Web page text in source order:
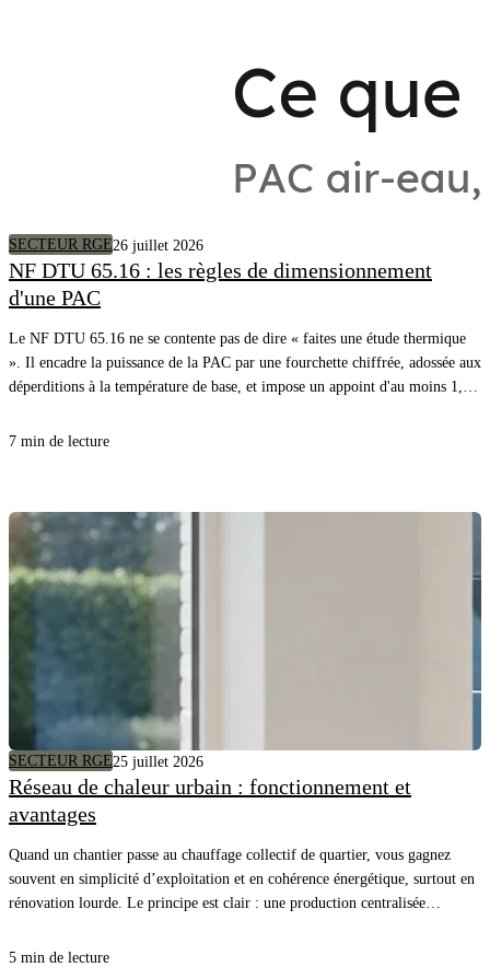
SECTEUR RGE26 juillet 2026
NF DTU 65.16 : les règles de dimensionnement
d'une PAC
Le NF DTU 65.16 ne se contente pas de dire « faites une étude thermique
». Il encadre la puissance de la PAC par une fourchette chiffrée, adossée aux
déperditions à la température de base, et impose un appoint d'au moins 1,2
chiffré du DTU lui-même.
7 min de lecture
SECTEUR RGE25 juillet 2026
Réseau de chaleur urbain : fonctionnement et
avantages
Quand un chantier passe au chauffage collectif de quartier, vous gagnez
souvent en simplicité d’exploitation et en cohérence énergétique, surtout en
rénovation lourde. Le principe est clair : une production centralisée
stations et l’équilibrage. Pour vos clients, c’est une facture plus stable et
5 min de lecture